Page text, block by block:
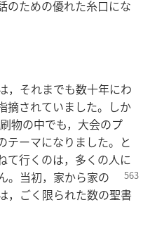
のための優れた糸口にな
，それまでも数十年にわ
摘されていました。しか
物の中でも，大会のプ
テーマになりました。と
て行くのは，多くの人に
。当初，家から家の
，ごく限られた数の聖書